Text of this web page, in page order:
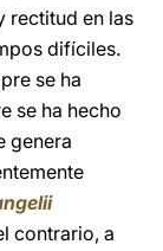
rectitud en las
difíciles.
se ha
se ha hecho
genera
contrario, a